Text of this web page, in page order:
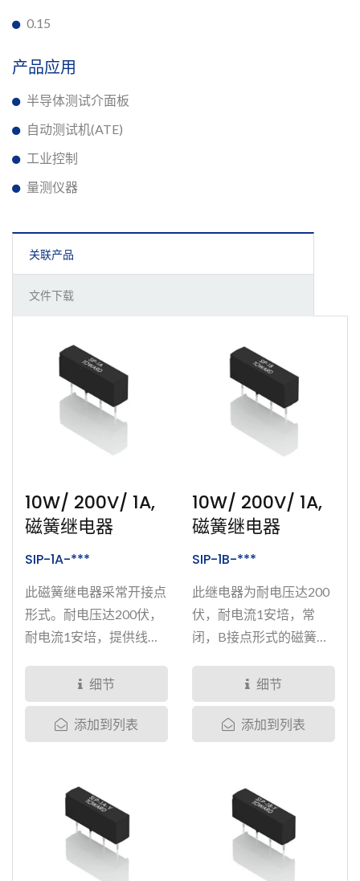
0.15
产品应用
半导体测试介面板
自动测试机(ATE)
工业控制
量测仪器
关联产品
文件下载
10W/ 200V/ 1A,
磁簧继电器
SIP-1A-***
此磁簧继电器采常开接点
形式。耐电压达200伏，
耐电流1安培，提供线圈
选择。通过特殊封装技术
完全密封，可大幅提升继
电器的耐用度与绝缘性。
接点上。产品均通过多种
完整测试，包含:...
细节
添加到列表
10W/ 200V/ 1A,
磁簧继电器
SIP-1B-***
此继电器为耐电压达200
伏，耐电流1安培，常
闭，B接点形式的磁簧继
5V、12V、24V的选择。
磁簧继电器经过完整密
封。为加强并确保产品的
关的接点上。产品均通过
多种完整测试，包含:...
细节
添加到列表